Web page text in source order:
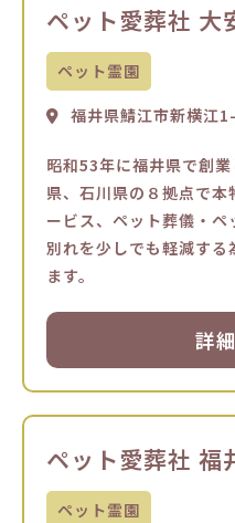
ペット愛葬社 大
ペット霊園
福井県鯖江市新横江
昭和53年に福井県で創
県、石川県の８拠点で
ービス、ペット葬儀・ペ
別れを少しでも軽減する
ます。
詳
ペット愛葬社 福
ペット霊園